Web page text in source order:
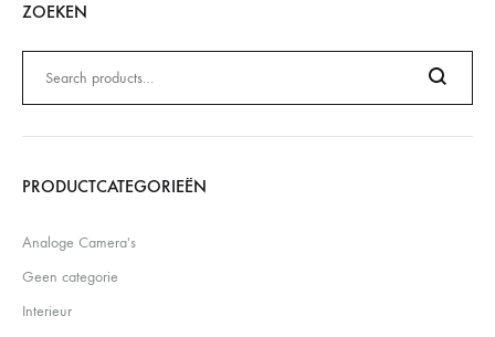
ZOEKEN
naar:
Search
PRODUCTCATEGORIEËN
Analoge Camera's
Geen categorie
Interieur